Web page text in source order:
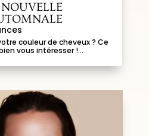
couleur de cheveux ? Ce
vous intéresser !...